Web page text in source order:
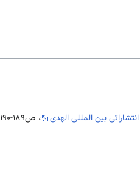
بین المللی الهدی ، ص189-190.